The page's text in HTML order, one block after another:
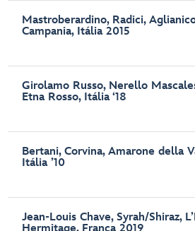
Mastroberardino, Radici,
Campania, Itália 2015
Girolamo Russo, Nerello
Etna Rosso, Itália ‘18
Bertani, Corvina, Amarone della
Itália ’10
Jean-Louis Chave, Syrah/Shiraz,
Hermitage, França 2019